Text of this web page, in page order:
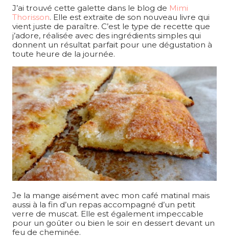
J’ai trouvé cette galette dans le blog de Mimi
Thorisson. Elle est extraite de son nouveau livre qui
vient juste de paraître. C’est le type de recette que
j’adore, réalisée avec des ingrédients simples qui
donnent un résultat parfait pour une dégustation à
toute heure de la journée.
Je la mange aisément avec mon café matinal mais
aussi à la fin d’un repas accompagné d’un petit
verre de muscat. Elle est également impeccable
pour un goûter ou bien le soir en dessert devant un
feu de cheminée.